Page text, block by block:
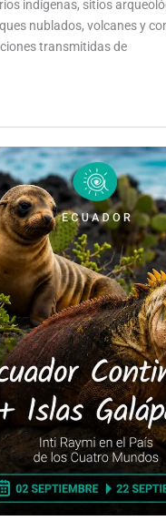
indígenas, sitios
nublados, volcanes y
transmitidas de